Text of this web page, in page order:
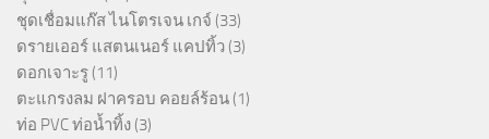
ชุดเชื่อมแก๊ส ไนโตรเจน เกจ์ (33)
ดรายเออร์ แสตนเนอร์ แคปทิ้ว (3)
ดอกเจาะรู (11)
ตะแกรงลม ฝาครอบ คอยล์ร้อน (1)
ท่อ PVC ท่อน้ำทิ้ง (3)